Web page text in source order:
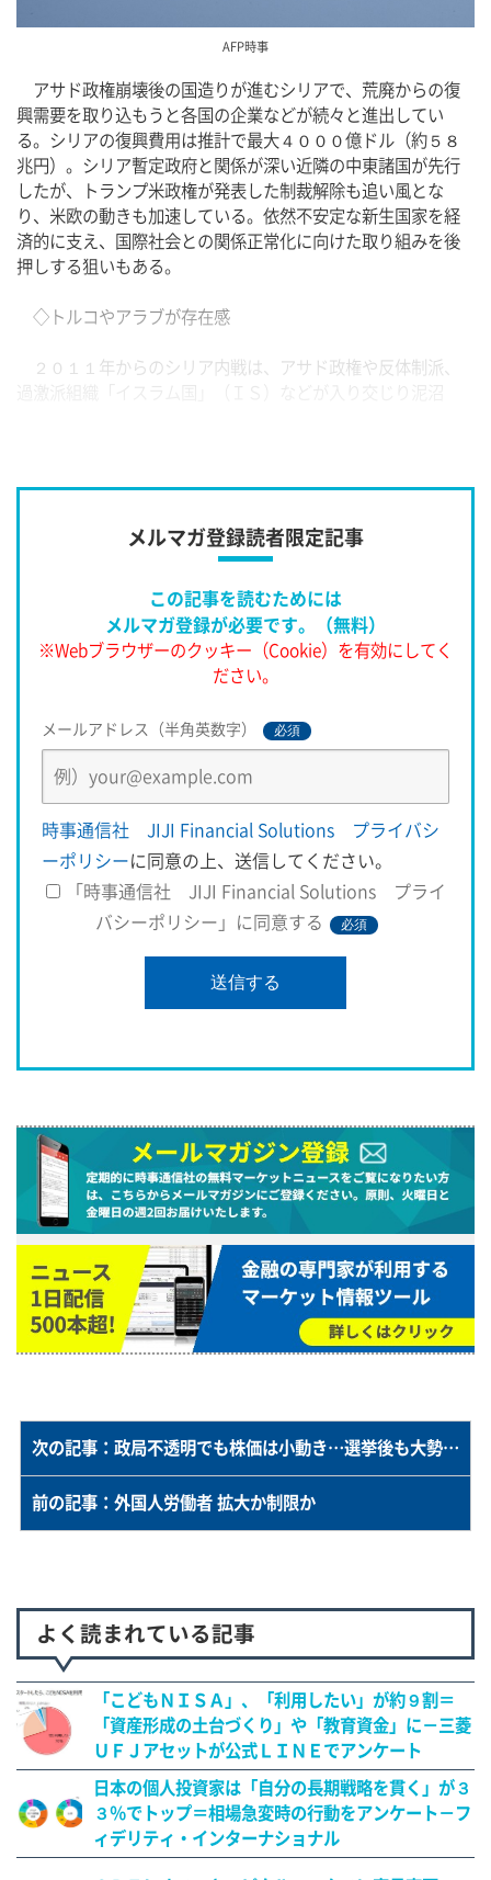
AFP時事
アサド政権崩壊後の国造りが進むシリアで、荒廃からの復
興需要を取り込もうと各国の企業などが続々と進出してい
る。シリアの復興費用は推計で最大４０００億ドル（約５８
兆円）。シリア暫定政府と関係が深い近隣の中東諸国が先行
したが、トランプ米政権が発表した制裁解除も追い風とな
り、米欧の動きも加速している。依然不安定な新生国家を経
済的に支え、国際社会との関係正常化に向けた取り組みを後
押しする狙いもある。
◇トルコやアラブが存在感
２０１１年からのシリア内戦は、アサド政権や反体制派、
メルマガ登録読者限定記事
この記事を読むためには
メルマガ登録が必要です。（無料）
※Webブラウザーのクッキー（Cookie）を有効にしてく
ださい。
メールアドレス（半角英数字） 必須
時事通信社 JIJI Financial Solutions プライバシ
ーポリシーに同意の上、送信してください。
「時事通信社 JIJI Financial Solutions プライ
バシーポリシー」に同意する
必須
次の記事：政局不透明でも株価は小動き…選挙後も大勢「変化なし」か
前の記事：外国人労働者 拡大か制限か
よく読まれている記事
「こどもＮＩＳＡ」、「利用したい」が約９割＝
「資産形成の土台づくり」や「教育資金」に－三菱
ＵＦＪアセットが公式ＬＩＮＥでアンケート
日本の個人投資家は「自分の長期戦略を貫く」が３
３％でトップ＝相場急変時の行動をアンケート－フ
ィデリティ・インターナショナル